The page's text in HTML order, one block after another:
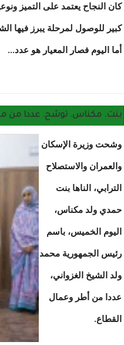
كان النجاح يعتمد على التميز
كبير للوصول لمرحلة يبرز فيها
أما اليوم فصار المعيار هو عدد...
بنت. مكناس. توشح. عددا من
وشحت وزيرة الإسكان
والعمران والاستصلاح
الترابي، الناها بنت
حمدي ولد مكناس،
اليوم الخميس، باسم
رئيس الجمهورية محمد
ولد الشيخ الغزواني،
عددا من أطر وعمال
القطاع.